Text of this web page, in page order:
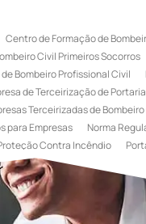
Centro de Formação de
Civil Primeiros Socorros
Bombeiro Profissional Civil
de Terceirização de Portaria
Terceirizadas de
para Empresas
Norma
Contra Incêndio
Remota
Serviço de
Terceirização de Bombeiro
de Bombeiro Civil
Treinamento de Brigadista de